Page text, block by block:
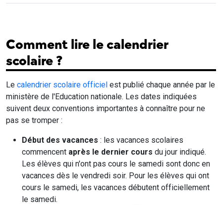
Comment lire le calendrier
scolaire ?
Le calendrier scolaire officiel est publié chaque année par le
ministère de l'Education nationale. Les dates indiquées
suivent deux conventions importantes à connaître pour ne
pas se tromper :
Début des vacances : les vacances scolaires
commencent après le dernier cours du jour indiqué.
Les élèves qui n'ont pas cours le samedi sont donc en
vacances dès le vendredi soir. Pour les élèves qui ont
cours le samedi, les vacances débutent officiellement
le samedi.